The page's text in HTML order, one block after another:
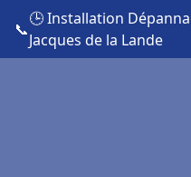
📞
🕒 Installation
Jacques de la Lande